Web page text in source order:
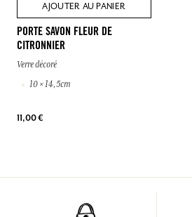
AJOUTER AU PANIER
PORTE SAVON FLEUR DE
CITRONNIER
Verre décoré
10 × 14,5cm
11,00 €